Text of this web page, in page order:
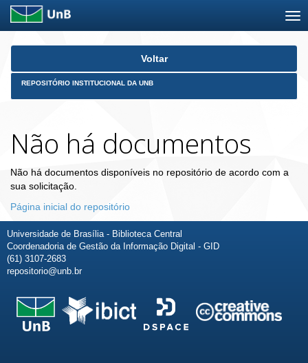
Skip
Voltar
REPOSITÓRIO INSTITUCIONAL DA UNB
Não há documentos
Não há documentos disponíveis no repositório de acordo com a
sua solicitação.
Página inicial do repositório
Universidade de Brasília - Biblioteca Central
Coordenadoria de Gestão da Informação Digital - GID
(61) 3107-2683
repositorio@unb.br